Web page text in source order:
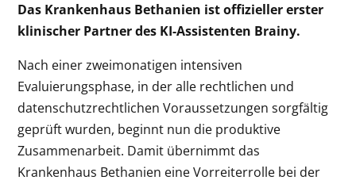
Das Krankenhaus Bethanien ist offizieller erster
klinischer Partner des KI-Assistenten Brainy.
Nach einer zweimonatigen intensiven
Evaluierungsphase, in der alle rechtlichen und
datenschutzrechtlichen Voraussetzungen sorgfältig
geprüft wurden, beginnt nun die produktive
Zusammenarbeit. Damit übernimmt das
Krankenhaus Bethanien eine Vorreiterrolle bei der